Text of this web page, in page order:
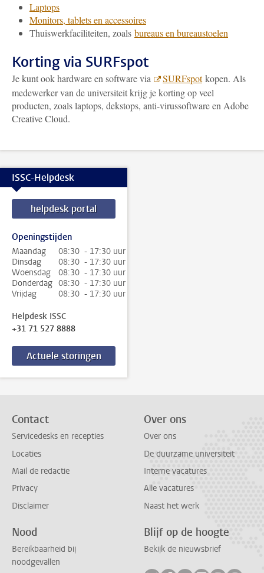
Laptops
Monitors, tablets en accessoires
Thuiswerkfaciliteiten, zoals bureaus en bureaustoelen
Korting via SURFspot
Je kunt ook hardware en software via SURFspotkopen. Als
medewerker van de universiteit krijg je korting op veel
producten, zoals laptops, dekstops, anti-virussoftware en Adobe
Creative Cloud.
ISSC-Helpdesk
helpdesk portal
Openingstijden
Maandag
08:30 - 17:30 uur
Dinsdag
08:30 - 17:30 uur
Woensdag
08:30 - 17:30 uur
Donderdag 08:30 - 17:30 uur
Vrijdag
08:30 - 17:30 uur
Helpdesk ISSC
+31 71 527 8888
Actuele storingen
Contact
Servicedesks en recepties
Locaties
Mail de redactie
Privacy
Disclaimer
Over ons
Over ons
De duurzame universiteit
Interne vacatures
Alle vacatures
Naast het werk
Nood
Bereikbaarheid bij
noodgevallen
Blijf op de hoogte
Bekijk de nieuwsbrief